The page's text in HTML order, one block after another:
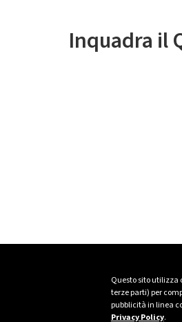
Questo sito utilizza
terze parti) per
pubblicità in linea
Privacy Policy.
Inquadra il